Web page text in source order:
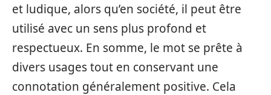
et ludique, alors qu’en société, il peut être
utilisé avec un sens plus profond et
respectueux. En somme, le mot se prête à
divers usages tout en conservant une
connotation généralement positive. Cela